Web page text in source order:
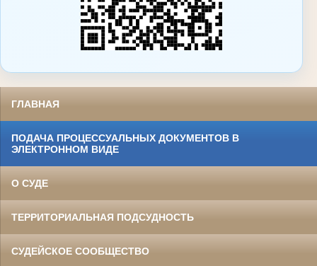
ГЛАВНАЯ
ПОДАЧА ПРОЦЕССУАЛЬНЫХ ДОКУМЕНТОВ В
ЭЛЕКТРОННОМ ВИДЕ
О СУДЕ
ТЕРРИТОРИАЛЬНАЯ ПОДСУДНОСТЬ
СУДЕЙСКОЕ СООБЩЕСТВО